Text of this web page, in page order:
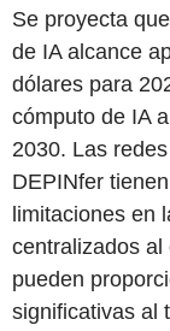
Se proyecta
de IA alcance
dólares para
cómputo de IA
2030. Las
DEPINfer
limitaciones en
centralizados
pueden
significativas al